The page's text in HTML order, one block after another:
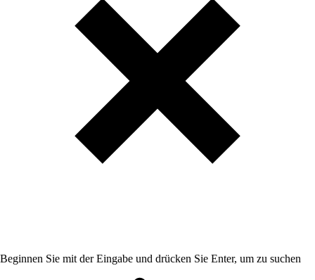
Beginnen Sie mit der Eingabe und drücken Sie Enter, um zu suchen